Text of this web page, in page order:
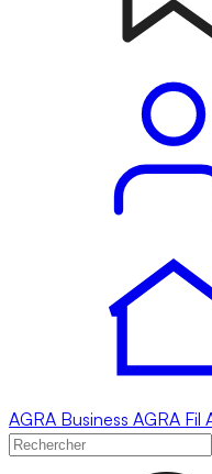
AGRA Business AGRA Fil